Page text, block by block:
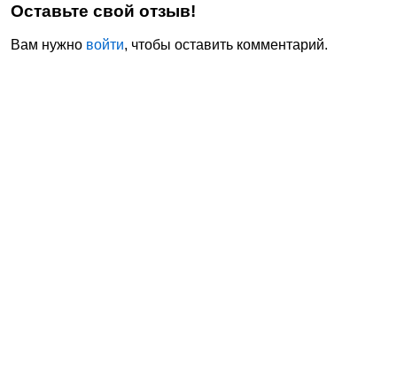
Оставьте свой отзыв!
Вам нужно войти, чтобы оставить комментарий.